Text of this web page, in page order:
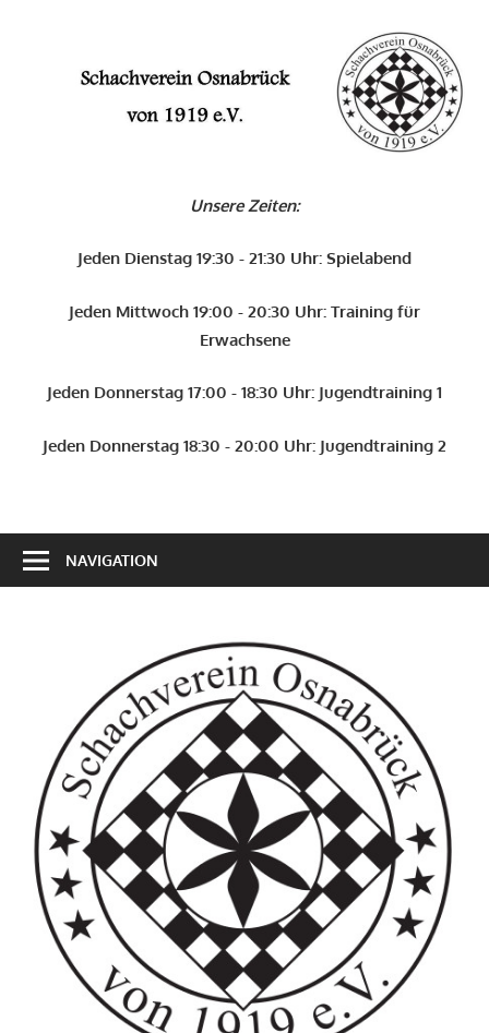
Unsere Zeiten:
Jeden Dienstag 19:30 - 21:30 Uhr: Spielabend
Jeden Mittwoch 19:00 - 20:30 Uhr: Training für
Erwachsene
Jeden Donnerstag 17:00 - 18:30 Uhr: Jugendtraining 1
Jeden Donnerstag 18:30 - 20:00 Uhr: Jugendtraining 2
NAVIGATION